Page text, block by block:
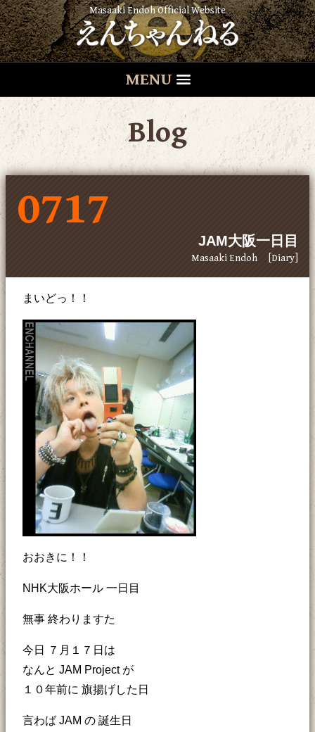
Masaaki Endoh Official Website
MENU
Blog
0717
JAM大阪一日目
Masaaki Endoh [Diary]
まいどっ！！
おおきに！！
NHK大阪ホール 一日目
無事 終わりますた
今日 ７月１７日は
なんと JAM Project が
１０年前に 旗揚げした日
言わば JAM の 誕生日